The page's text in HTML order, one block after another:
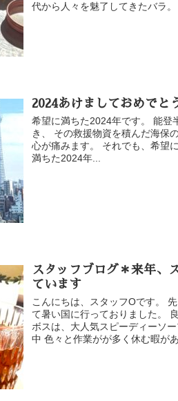
代から人々を魅了してきたバラ。
2024あけましておめでと
希望に満ちた2024年です。 能登
き、 その救援物資を積んだ海保
心が痛みます。 それでも、希望
満ちた2024年...
スタッフブログ＊来年、
ています
こんにちは、スタッフOです。
て暑い国に行っておりました。
ボスは、大人気スピーディーソ
中 色々と作業がが多く休む暇があ